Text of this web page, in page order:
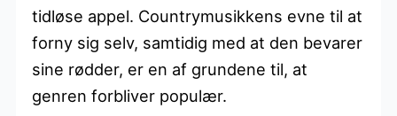
tidløse appel. Countrymusikkens evne til at
forny sig selv, samtidig med at den bevarer
sine rødder, er en af grundene til, at
genren forbliver populær.